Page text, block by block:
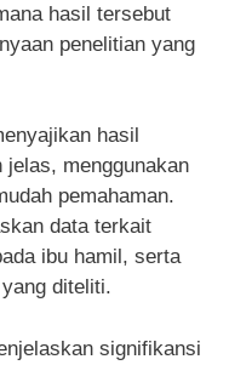
hasil tersebut
penelitian yang
hasil
menggunakan
pemahaman.
data terkait
ibu hamil, serta
diteliti.
signifikansi